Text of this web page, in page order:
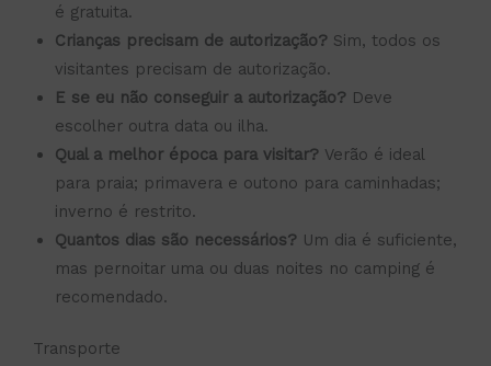
é gratuita.
Crianças precisam de autorização? Sim, todos os
visitantes precisam de autorização.
E se eu não conseguir a autorização? Deve
escolher outra data ou ilha.
Qual a melhor época para visitar? Verão é ideal
para praia; primavera e outono para caminhadas;
inverno é restrito.
Quantos dias são necessários? Um dia é suficiente,
mas pernoitar uma ou duas noites no camping é
recomendado.
Transporte